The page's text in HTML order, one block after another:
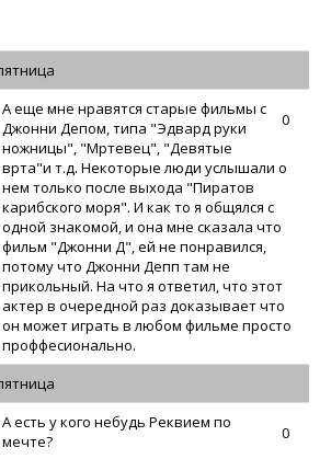
0
А еще мне нравятся старые фильмы с
Джонни Депом, типа "Эдвард руки
ножницы", "Мртевец", "Девятые
врта"и т.д. Некоторые люди услышали о
нем только после выхода "Пиратов
карибского моря". И как то я общялся с
одной знакомой, и она мне сказала что
фильм "Джонни Д", ей не понравился,
потому что Джонни Депп там не
прикольный. На что я ответил, что этот
актер в очередной раз доказывает что
он может играть в любом фильме просто
проффесионально.
0
А есть у кого небудь Реквием по
мечте?